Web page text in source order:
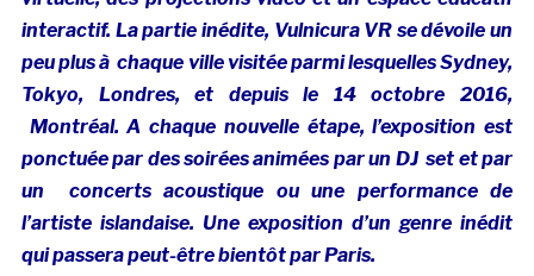
interactif. La partie inédite, Vulnicura VR se dévoile un
peu plus à chaque ville visitée parmi lesquelles Sydney,
Tokyo, Londres, et depuis le 14 octobre 2016,
Montréal. A chaque nouvelle étape, l’exposition est
ponctuée par des soirées animées par un DJ set et par
un concerts acoustique ou une performance de
l’artiste islandaise. Une exposition d’un genre inédit
qui passera peut-être bientôt par Paris.